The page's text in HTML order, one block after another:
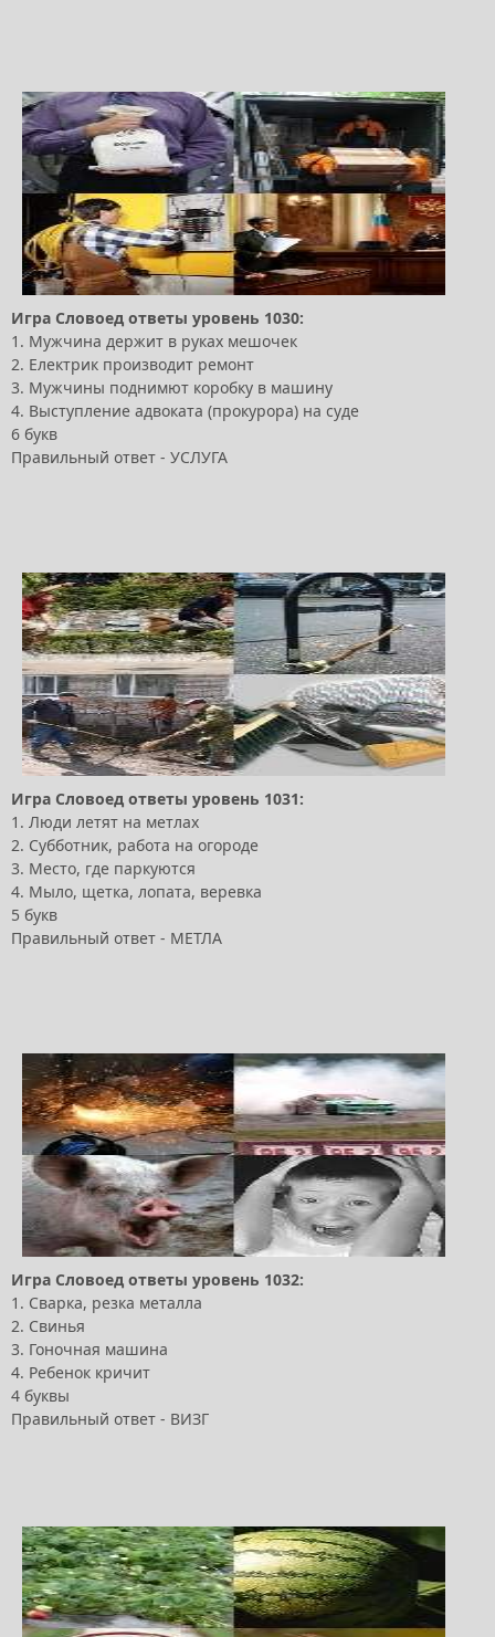
Игра Словоед ответы уровень 1030:
1. Мужчина держит в руках мешочек
2. Електрик производит ремонт
3. Мужчины поднимют коробку в машину
4. Выступление адвоката (прокурора) на суде
6 букв
Правильный ответ - УСЛУГА
Игра Словоед ответы уровень 1031:
1. Люди летят на метлах
2. Субботник, работа на огороде
3. Место, где паркуются
4. Мыло, щетка, лопата, веревка
5 букв
Правильный ответ - МЕТЛА
Игра Словоед ответы уровень 1032:
1. Сварка, резка металла
2. Свинья
3. Гоночная машина
4. Ребенок кричит
4 буквы
Правильный ответ - ВИЗГ